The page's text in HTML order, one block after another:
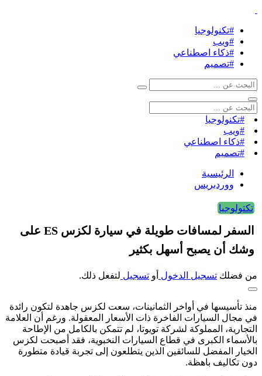
#تكنولوجيا
#ويب
#ذكاء اصطناعي
#تصميم
#تكنولوجيا
#ويب
#ذكاء اصطناعي
#تصميم
الرئيسية
ووردبريس
تكتولوجيا
السفر لمسافات طويلة في سيارة لكزس ES على
وشك أن يصبح أسهل بكثير
من فضلك تسجيل الدخول أو تسجيل لتفعل ذلك.
منذ تأسيسها في أواخر الثمانينات، سعت لكزس جاهدة لتكون رائدة
في مجال السيارات الفاخرة ذات الأسعار المعقولة. ورغم أن العلامة
التجارية، المملوكة لشركة تويوتا، لم تتمكن بالكامل من الإطاحة
بالأسماء الكبرى في قطاع السيارات النخبوية، فقد أصبحت لكزس
الخيار المفضل للسائقين الذين يتطلعون إلى تجربة قيادة متطورة
دون تكاليف باهظة.